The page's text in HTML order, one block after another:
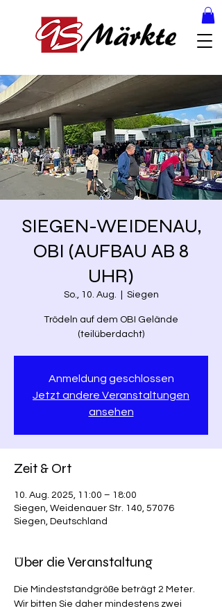
SIEGEN-WEIDENAU,
OBI (AUFBAU AB 8
UHR)
So., 10. Aug. Siegen
Trödeln auf dem OBI Gelände
(teilüberdacht)
Anmeldung geschlossen
Jetzt andere Veranstaltungen
ansehen
Zeit & Ort
10. Aug. 2025, 11:00 – 18:00
Siegen, Weidenauer Str. 140, 57076
Siegen, Deutschland
Über die Veranstaltung
Die Mindeststandgröße beträgt 2 Meter.
Wir bitten Sie daher mindestens zwei